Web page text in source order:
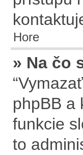
Hore
» Na čo
phpBB a
funkcie
to